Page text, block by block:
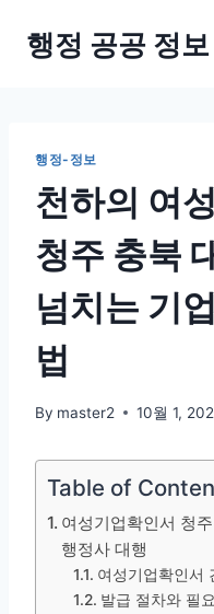
행정 공공 정보
행정-정보
천하의 여
청주 충북
넘치는 기
법
By master2 10월 1,
Table of
여성기업확인서 청
행정사 대행
여성기업확인서
발급 절차와 필